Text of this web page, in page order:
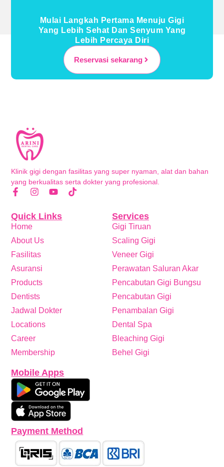
Mulai Langkah Pertama Menuju Gigi
Yang Lebih Sehat Dan Senyum Yang
Lebih Percaya Diri
Reservasi sekarang
Klinik gigi dengan fasilitas yang super nyaman, alat dan bahan
yang berkualitas serta dokter yang profesional.
Services
Gigi Tiruan
Scaling Gigi
Veneer Gigi
Perawatan Saluran Akar
Pencabutan Gigi Bungsu
Pencabutan Gigi
Penambalan Gigi
Dental Spa
Bleaching Gigi
Behel Gigi
Quick Links
Home
About Us
Fasilitas
Asuransi
Products
Dentists
Jadwal Dokter
Locations
Career
Membership
Mobile Apps
Payment Method